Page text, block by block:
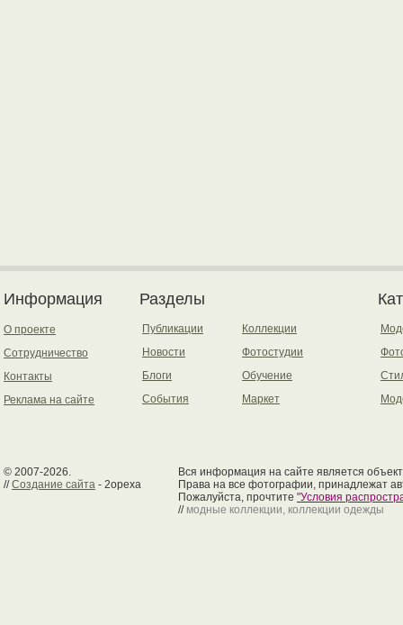
Информация
О проекте
Сотрудничество
Контакты
Реклама на сайте
Разделы
Публикации
Новости
Блоги
События
Коллекции
Фотостудии
Обучение
Маркет
© 2007-2026.
//Создание сайта - 2opexa
Вся информация на сайте является
Права на все фотографии, принадлежат
Пожалуйста, прочтите "Условия
// модные коллекции, коллекции одежды